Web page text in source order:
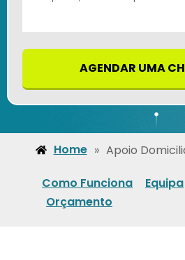
AGENDAR UMA
Home » Apoio
Como Funciona Equipa
Orçamento